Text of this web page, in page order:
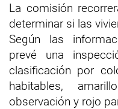
La comisión
determinar si las
Según las
prevé una
clasificación por
habitables,
observación y rojo